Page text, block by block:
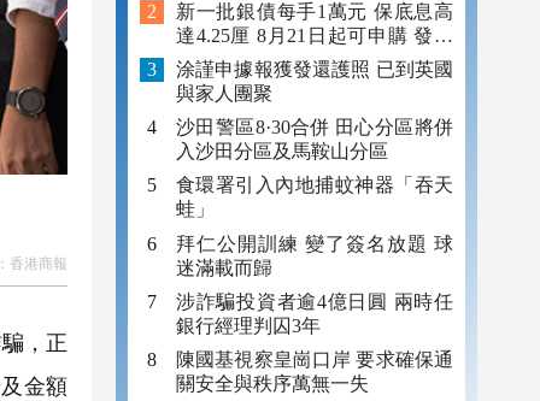
香港商報
，正
金額
新一批銀債每手1萬元 保底息高
達4.25厘 8月21日起可申購 發行
金額最多550億
涂謹申據報獲發還護照 已到英國
與家人團聚
沙田警區8·30合併 田心分區將併
入沙田分區及馬鞍山分區
食環署引入內地捕蚊神器「吞天
蛙」
拜仁公開訓練 變了簽名放題 球
迷滿載而歸
涉詐騙投資者逾4億日圓 兩時任
銀行經理判囚3年
陳國基視察皇崗口岸 要求確保通
關安全與秩序萬無一失